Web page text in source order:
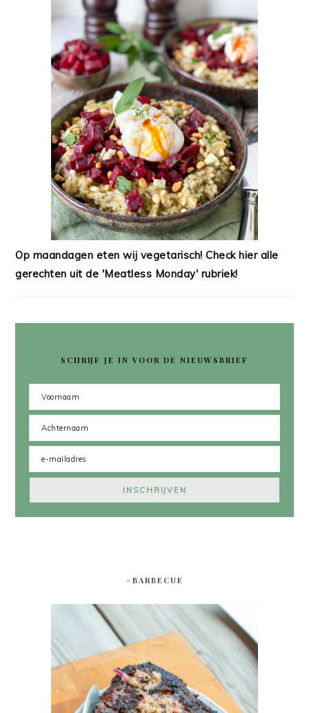
Op maandagen eten wij vegetarisch! Check hier alle
gerechten uit de 'Meatless Monday' rubriek!
SCHRIJF JE IN VOOR DE NIEUWSBRIEF
#BARBECUE